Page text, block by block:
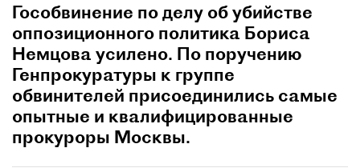
Гособвинение по делу об убийстве
оппозиционного политика Бориса
Немцова усилено. По поручению
Генпрокуратуры к группе
обвинителей присоединились самые
опытные и квалифицированные
прокуроры Москвы.